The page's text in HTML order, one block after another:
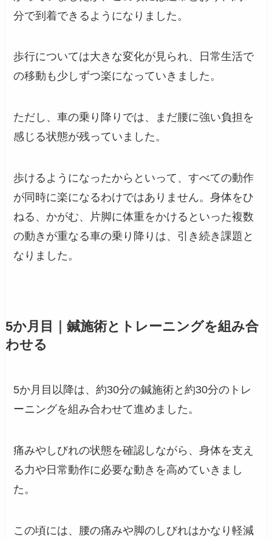
分で到着できるようになりました。
歩行については大きな変化が見られ、日常生活で
の移動も少しずつ楽になっていきました。
ただし、車の乗り降りでは、まだ腰に強い負担を
感じる状態が残っていました。
歩けるようになったからといって、すべての動作
が同時に楽になるわけではありません。身体をひ
ねる、かがむ、片脚に体重をかけるといった複数
の動きが重なる車の乗り降りは、引き続き課題と
なりました。
5か月目｜鍼施術とトレーニングを組み合
わせる
5か月目以降は、約30分の鍼施術と約30分のトレ
ーニングを組み合わせて進めました。
痛みやしびれの状態を確認しながら、身体を支え
る力や日常動作に必要な動きを高めていきまし
た。
この頃には、腰の痛みや脚のしびれはかなり軽減